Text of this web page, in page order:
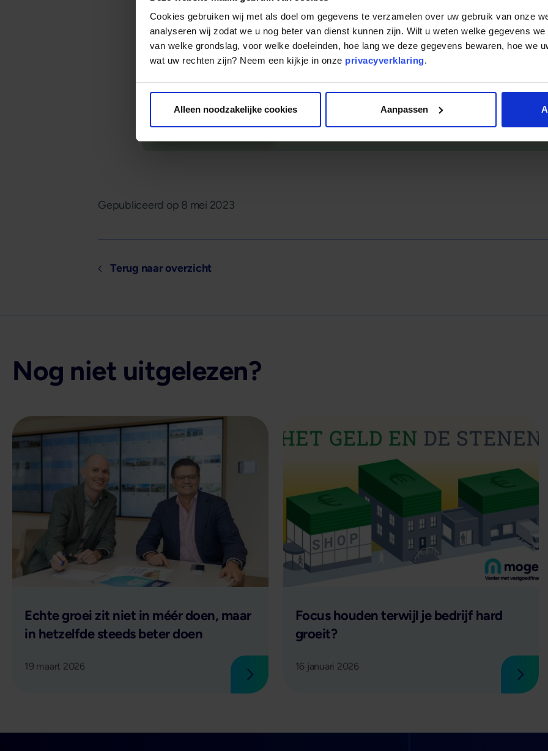
Cookies gebruiken wij met als doel om gegevens te verzamelen over uw gebruik van onze
analyseren wij zodat we u nog beter van dienst kunnen zijn. Wilt u weten welke gegevens
van welke grondslag, voor welke doeleinden, hoe lang we deze gegevens bewaren, hoe we
wat uw rechten zijn? Neem een kijkje in onze privacyverklaring.
Alleen noodzakelijke cookies Aanpassen
...de radioreeks 'Vastgoed Gezocht'
In de uitzendingen van 'Vastgoed Gezocht' wordt gekeken
vastgoed, transformatie van kantoorpanden en vraagstukken
bedrijfsmatig onroerend goed.
Naar 'Vastgoed Gezocht'
Gepubliceerd op 8 mei 2023
Terug naar overzicht
Nog niet uitgelezen?
Lees verder
Echte groei zit niet in méér doen, maar
in hetzelfde steeds beter doen
19 maart 2026
Lees verder
Lees verder
Focus houden terwijl je bedrijf hard
groeit?
16 januari 2026
Lees